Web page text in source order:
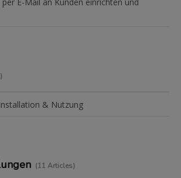
& Nutzung
11 Articles